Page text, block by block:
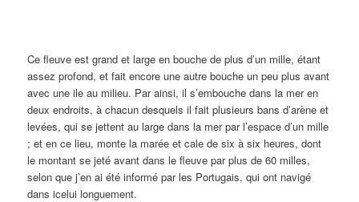
Ce fleuve est grand et large en bouche de plus d’un mille, étant
assez profond, et fait encore une autre bouche un peu plus avant
avec une ile au milieu. Par ainsi, il s’embouche dans la mer en
deux endroits, à chacun desquels il fait plusieurs bans d’arène et
levées, qui se jettent au large dans la mer par l’espace d’un mille
; et en ce lieu, monte la marée et cale de six à six heures, dont
le montant se jeté avant dans le fleuve par plus de 60 milles,
selon que j’en ai été informé par les Portugais, qui ont navigé
dans icelui longuement.